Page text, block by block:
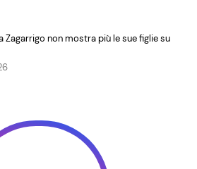
Zagarrigo non mostra più le sue figlie su